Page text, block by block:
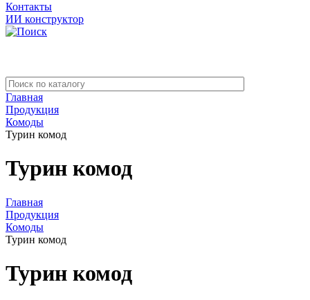
Контакты
ИИ конструктор
Главная
Продукция
Комоды
Турин комод
Турин комод
Главная
Продукция
Комоды
Турин комод
Турин комод